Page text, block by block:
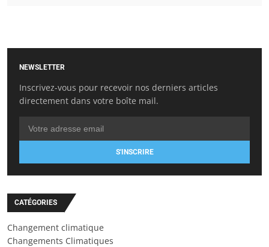
NEWSLETTER
Inscrivez-vous pour recevoir nos derniers articles
directement dans votre boîte mail.
S'INSCRIRE
CATÉGORIES
Changement climatique
Changements Climatiques